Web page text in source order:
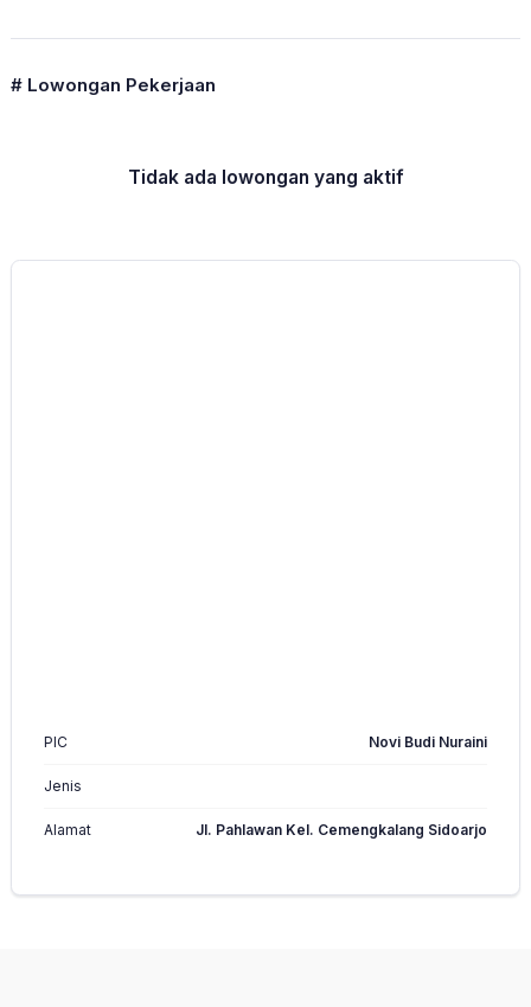
# Lowongan Pekerjaan
Tidak ada lowongan yang aktif
PIC Novi Budi Nuraini
Jenis
Alamat Jl. Pahlawan Kel. Cemengkalang Sidoarjo